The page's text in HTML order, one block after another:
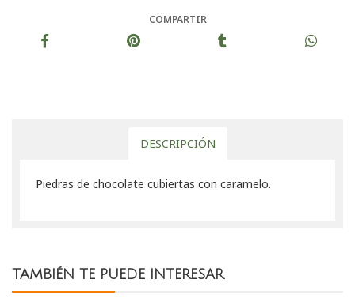
COMPARTIR
DESCRIPCIÓN
Piedras de chocolate cubiertas con caramelo.
TAMBIÉN TE PUEDE INTERESAR